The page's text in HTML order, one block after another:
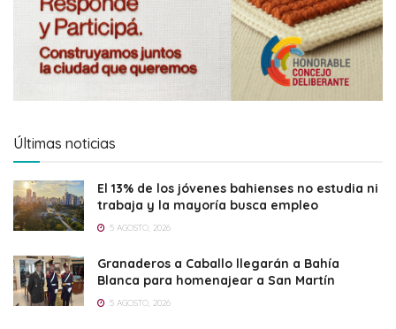
Últimas noticias
El 13% de los jóvenes bahienses no estudia ni
trabaja y la mayoría busca empleo
5 AGOSTO, 2026
Granaderos a Caballo llegarán a Bahía
Blanca para homenajear a San Martín
5 AGOSTO, 2026